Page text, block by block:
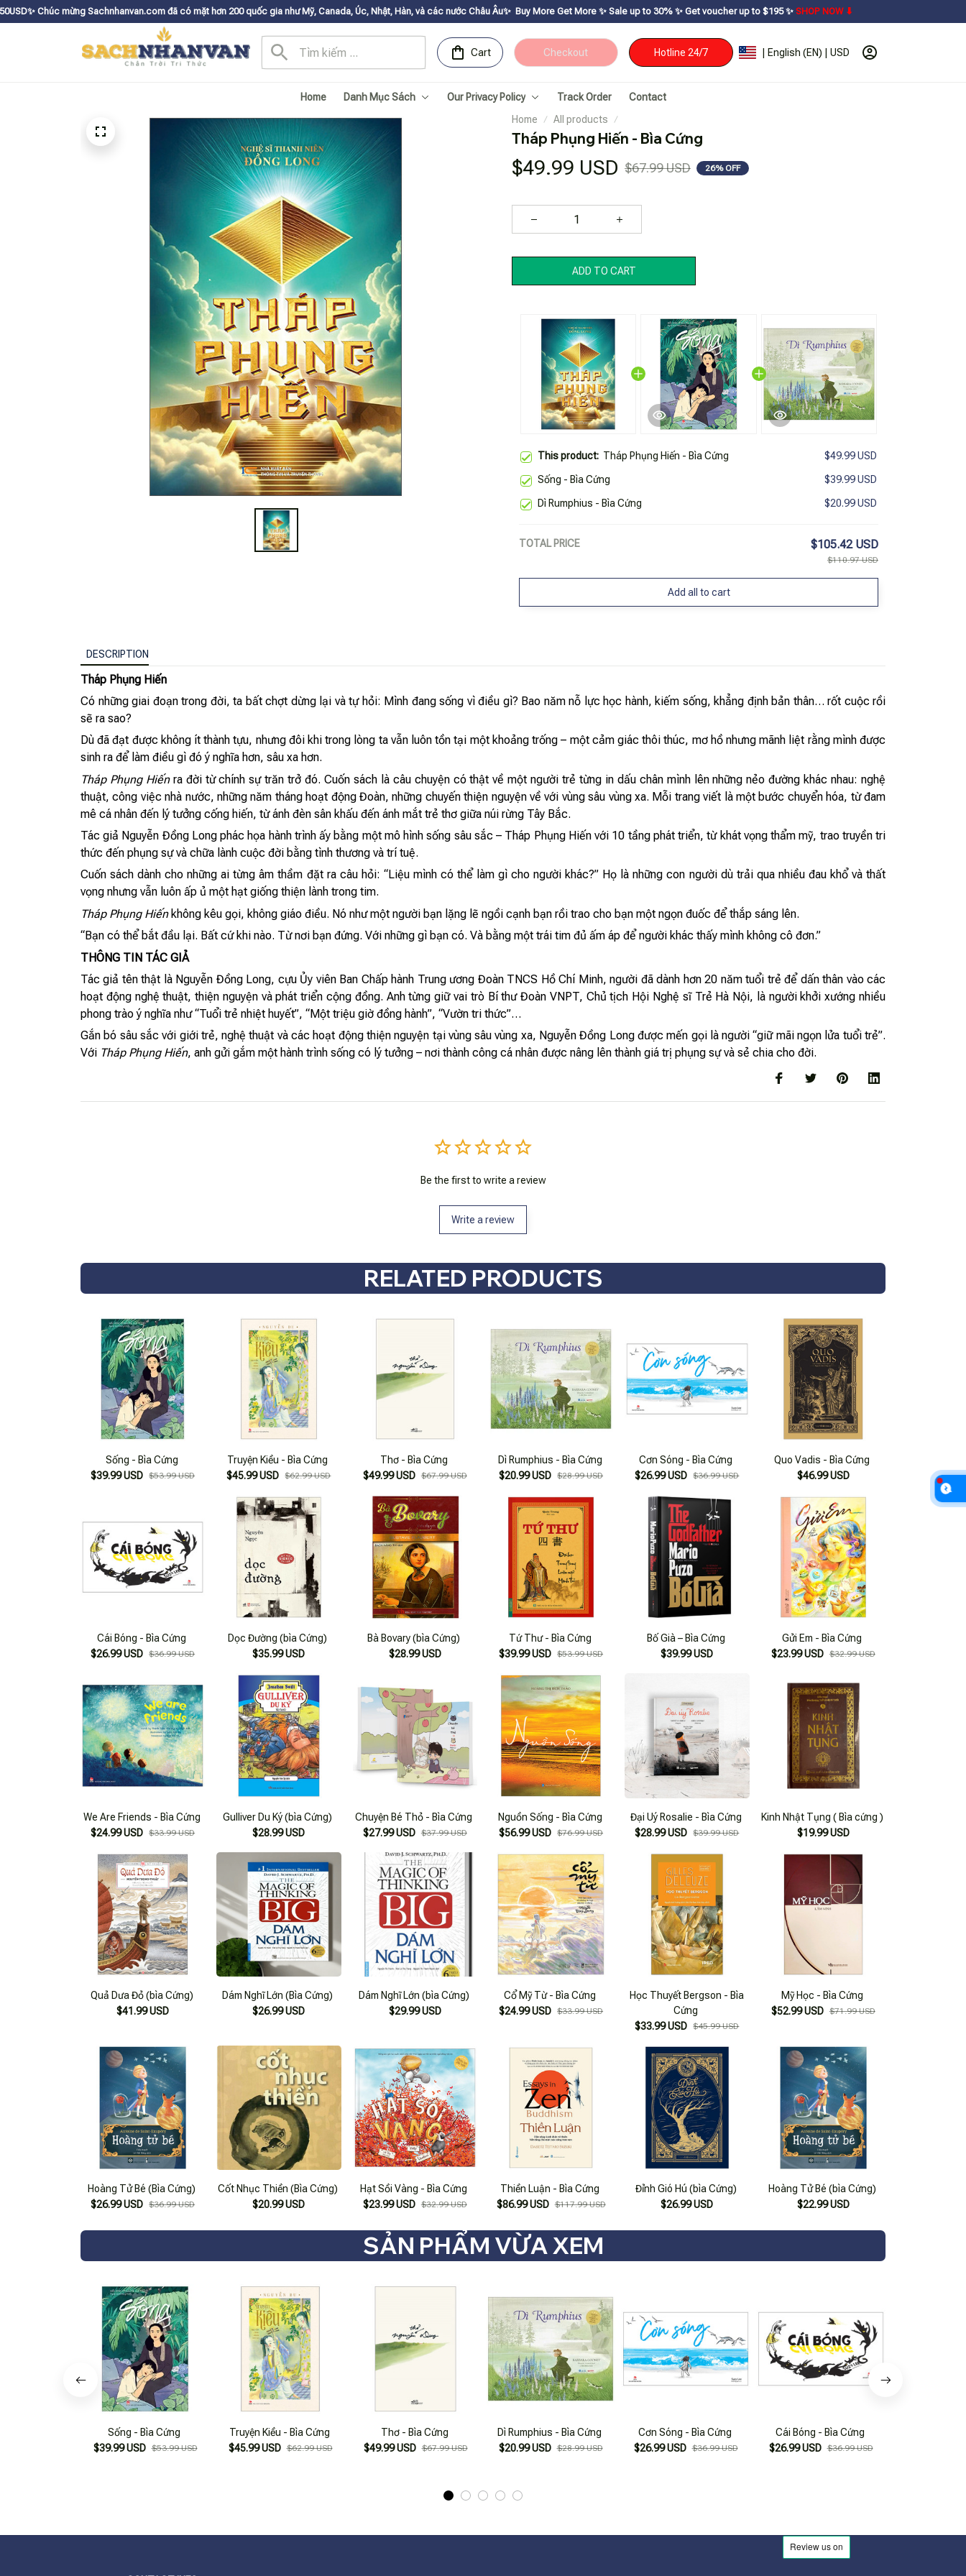
Sachnhanvan.com đã có mặt hơn 200 quốc gia như Mỹ, Canada, Úc, Nhật, Hàn, và các nước Châu Âu✨ Buy More Get Moreㅤ ✨ㅤ Sale up to 30% ㅤ✨ㅤ Get voucher up to $195ㅤ ✨ㅤSHOP NOW ⬇
Cart Checkout Hotline 24/7 | English (EN) | USD
Home Danh Mục Sách Our Privacy Policy Track Order
Contact
Home
All products
Tháp Phụng Hiến - Bìa Cứng
$49.99 USD $67.99 USD 26% OFF
ADD TO CART
This product: Tháp Phụng Hiến - Bìa Cứng $49.99 USD
Sống - Bìa Cứng $39.99 USD
Dì Rumphius - Bìa Cứng $20.99 USD
TOTAL PRICE $105.42 USD
$110.97 USD
Add all to cart
DESCRIPTION
Tháp Phụng Hiến
Có những giai đoạn trong đời, ta bất chợt dừng lại và tự hỏi: Mình đang sống vì điều gì? Bao năm nỗ lực học hành, kiếm sống, khẳng định bản thân… rốt cuộc rồi
sẽ ra sao?
Dù đã đạt được không ít thành tựu, nhưng đôi khi trong lòng ta vẫn luôn tồn tại một khoảng trống – một cảm giác thôi thúc, mơ hồ nhưng mãnh liệt rằng mình được
sinh ra để làm điều gì đó ý nghĩa hơn, sâu xa hơn.
Tháp Phụng Hiếnra đời từ chính sự trăn trở đó. Cuốn sách là câu chuyện có thật về một người trẻ từng in dấu chân mình lên những nẻo đường khác nhau: nghệ
thuật, công việc nhà nước, những năm tháng hoạt động Đoàn, những chuyến thiện nguyện về với vùng sâu vùng xa. Mỗi trang viết là một bước chuyển hóa, từ đam
mê cá nhân đến lý tưởng cống hiến, từ ánh đèn sân khấu đến ánh mắt trẻ thơ giữa núi rừng Tây Bắc.
Tác giả Nguyễn Đồng Long phác họa hành trình ấy bằng một mô hình sống sâu sắc – Tháp Phụng Hiến với 10 tầng phát triển, từ khát vọng thẩm mỹ, trao truyền tri
thức đến phụng sự và chữa lành cuộc đời bằng tình thương và trí tuệ.
Cuốn sách dành cho những ai từng âm thầm đặt ra câu hỏi: “Liệu mình có thể làm gì cho người khác?” Họ là những con người dù trải qua nhiều đau khổ và thất
vọng nhưng vẫn luôn ấp ủ một hạt giống thiện lành trong tim.
Tháp Phụng Hiếnkhông kêu gọi, không giáo điều. Nó như một người bạn lặng lẽ ngồi cạnh bạn rồi trao cho bạn một ngọn đuốc để thắp sáng lên.
“Bạn có thể bắt đầu lại. Bất cứ khi nào. Từ nơi bạn đứng. Với những gì bạn có. Và bằng một trái tim đủ ấm áp để người khác thấy mình không cô đơn.”
THÔNG TIN TÁC GIẢ
Tác giả tên thật là Nguyễn Đồng Long, cựu Ủy viên Ban Chấp hành Trung ương Đoàn TNCS Hồ Chí Minh, người đã dành hơn 20 năm tuổi trẻ để dấn thân vào các
hoạt động nghệ thuật, thiện nguyện và phát triển cộng đồng. Anh từng giữ vai trò Bí thư Đoàn VNPT, Chủ tịch Hội Nghệ sĩ Trẻ Hà Nội, là người khởi xướng nhiều
phong trào ý nghĩa như “Tuổi trẻ nhiệt huyết”, “Một triệu giờ đồng hành”, “Vườn tri thức”…
Gắn bó sâu sắc với giới trẻ, nghệ thuật và các hoạt động thiện nguyện tại vùng sâu vùng xa, Nguyễn Đồng Long được mến gọi là người “giữ mãi ngọn lửa tuổi trẻ”.
Với Tháp Phụng Hiến, anh gửi gắm một hành trình sống có lý tưởng – nơi thành công cá nhân được nâng lên thành giá trị phụng sự và sẻ chia cho đời.
Be the first to write a review
Write a review
RELATED PRODUCTS
Sống - Bìa Cứng
$39.99 USD $53.99 USD
Truyện Kiều - Bìa Cứng
$45.99 USD
$62.99 USD
Thơ - Bìa Cứng
$49.99 USD $67.99 USD
Dì Rumphius - Bìa Cứng
$20.99 USD $28.99 USD
Cơn Sóng - Bìa Cứng
$26.99 USD
$36.99 USD
Quo Vadis - Bìa Cứng
$46.99 USD
Cái Bóng - Bìa Cứng
$26.99 USD $36.99 USD
Dọc Đường (bìa Cứng)
$35.99 USD
Bà Bovary (bìa Cứng)
$28.99 USD
Tứ Thư - Bìa Cứng
$39.99 USD $53.99 USD
Bố Già – Bìa Cứng
$39.99 USD
Gửi Em - Bìa Cứng
$23.99 USD $32.99 USD
We Are Friends - Bìa Cứng
$24.99 USD $33.99 USD
Gulliver Du Ký (bìa Cứng)
$28.99 USD
Chuyện Bé Thỏ - Bìa Cứng
$27.99 USD $37.99 USD
Nguồn Sống - Bìa Cứng
$56.99 USD $76.99 USD
Đại Uý Rosalie - Bìa Cứng
$28.99 USD
$39.99 USD
Kinh Nhật Tụng ( Bìa cứng )
$19.99 USD
Quả Dưa Đỏ (bìa Cứng)
$41.99 USD
Dám Nghĩ Lớn (Bìa Cứng)
$26.99 USD
Dám Nghĩ Lớn (bìa Cứng)
$29.99 USD
Cổ Mỹ Từ - Bìa Cứng
$24.99 USD $33.99 USD
Học Thuyết Bergson - Bìa
Cứng
$33.99 USD
$45.99 USD
Mỹ Học - Bìa Cứng
$52.99 USD $71.99 USD
Hoàng Tử Bé (Bìa Cứng)
$26.99 USD $36.99 USD
Cốt Nhục Thiền (Bìa Cứng)
$20.99 USD
Hạt Sồi Vàng - Bìa Cứng
$23.99 USD $32.99 USD
Thiền Luận - Bìa Cứng
$86.99 USD $117.99 USD
Đỉnh Gió Hú (bìa Cứng)
$26.99 USD
Hoàng Tử Bé (bìa Cứng)
$22.99 USD
SẢN PHẨM VỪA XEM
Sống - Bìa Cứng
$39.99 USD $53.99 USD
Truyện Kiều - Bìa Cứng
$45.99 USD $62.99 USD
Thơ - Bìa Cứng
$49.99 USD $67.99 USD
Dì Rumphius - Bìa Cứng
$20.99 USD $28.99 USD
Cơn Sóng - Bìa Cứng
$26.99 USD $36.99 USD
Cái Bóng - Bìa Cứng
$26.99 USD $36.99 USD